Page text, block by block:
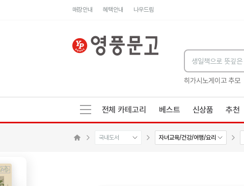
매장안내 혜택안내 나우드림
히가시노게이고 추모
전체 카테고리 베스트 신상품 추천
국내도서 자녀교육/건강/여행/요리
AD